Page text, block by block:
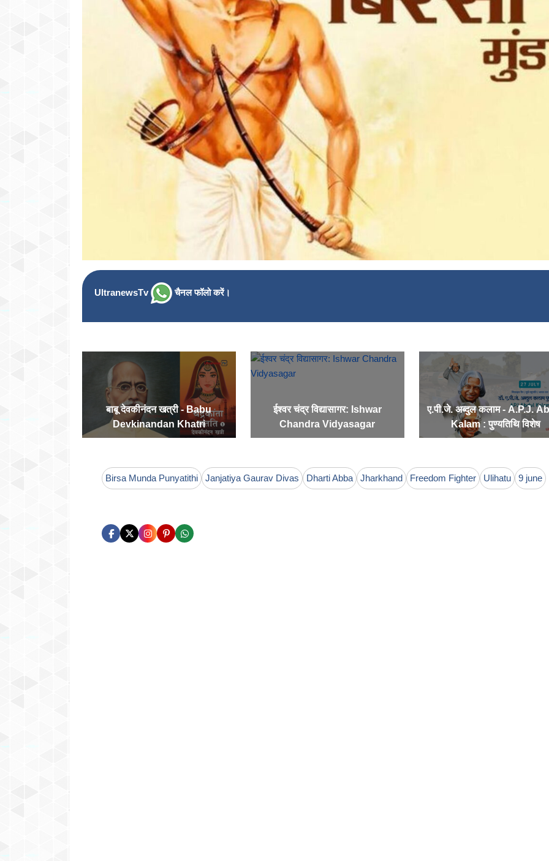
UltranewsTv चैनल फॉलो करें।
बाबू देवकीनंदन खत्री - Babu
Devkinandan Khatri
ईश्वर चंद्र विद्यासागर: Ishwar
Chandra Vidyasagar
ए.पी.जे. अब्दुल कलाम - A.P.J.
Kalam : पुण्यतिथि विशेष
Birsa Munda Punyatithi Janjatiya Gaurav Divas Dharti Abba Jharkhand Freedom Fighter Ulihatu 9 june